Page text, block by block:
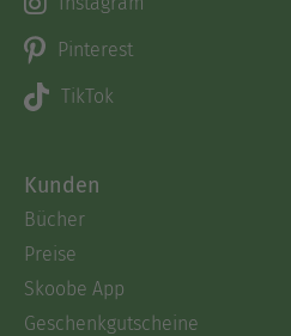
Pinterest
TikTok
Kunden
Bücher
Preise
Skoobe App
Geschenkgutscheine